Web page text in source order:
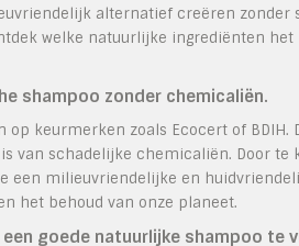
alternatief creëren zonder
welke natuurlijke ingrediënten het
shampoo zonder chemicaliën.
keurmerken zoals Ecocert of BDIH.
van schadelijke chemicaliën. Door te
een milieuvriendelijke en
het behoud van onze planeet.
goede natuurlijke shampoo te